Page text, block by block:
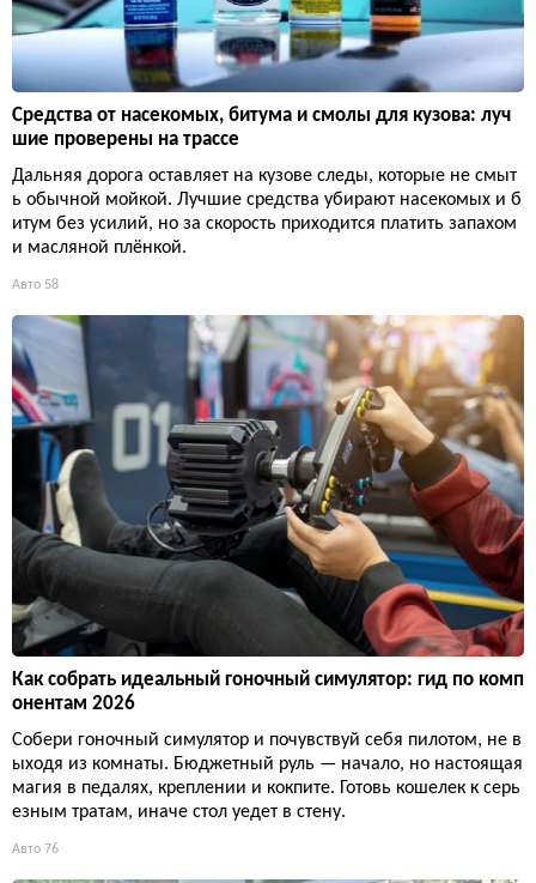
Средства от насекомых, битума и смолы для кузова: луч
шие проверены на трассе
Дальняя дорога оставляет на кузове следы, которые не смыт
ь обычной мойкой. Лучшие средства убирают насекомых и б
итум без усилий, но за скорость приходится платить запахом
и масляной плёнкой.
Авто 58
Как собрать идеальный гоночный симулятор: гид по комп
онентам 2026
Собери гоночный симулятор и почувствуй себя пилотом, не в
ыходя из комнаты. Бюджетный руль — начало, но настоящая
магия в педалях, креплении и кокпите. Готовь кошелек к серь
езным тратам, иначе стол уедет в стену.
Авто 76